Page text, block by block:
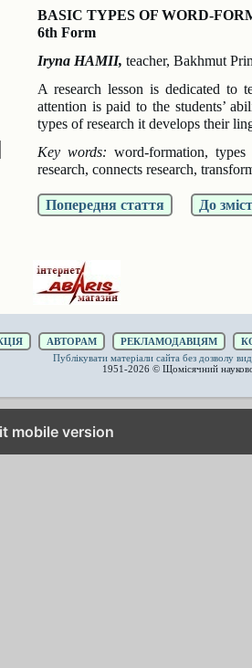
BASIC TYPES OF WORD-
6th Form
Iryna HAMII, teacher, Bakhmut
A research lesson is dedicated to
attention is paid to the students’
types of research it develops their
Key words: word-formation, types
research, connects research,
Попередня стаття До
АВТОРАМ РЕКЛАМОДАВЦЯМ
Публікувати матеріали сайта без дозволу
1951-2026 © Щомісячний
mobile version